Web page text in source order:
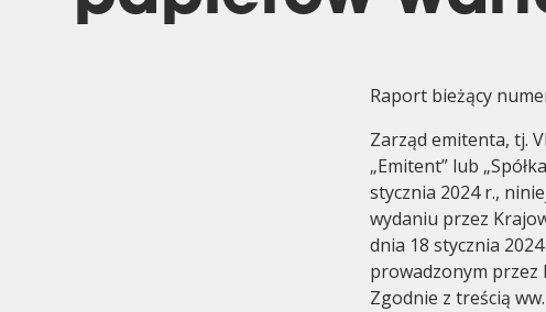
Historia
Raport bieżący
Zarząd emitenta, tj.
„Emitent” lub
stycznia 2024 r.,
wydaniu przez
dnia 18 stycznia
prowadzonym przez
Zgodnie z treścią